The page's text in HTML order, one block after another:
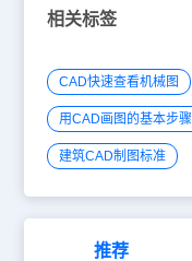
相关标签
CAD快速查看机械图
用CAD画图的基本步骤
建筑CAD制图标准
推荐